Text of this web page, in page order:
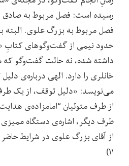
رسیده است: فصل‌ مربوط به
فصل مربوط به بزرگ علوی.
حدود نیمی از گفت‌وگوهای کتابِ
داشته شده، نه حالت گفت‌وگو
خانلری را دارد. الهی درباره‌ی
می‌نویسد: «دلیل توقف، از یک
از طرف متولیان “امامزاده‌ی
طرف دیگر، اشاره‌ی دستگاه
از آقای بزرگ علوی در شرایط
۱۱)